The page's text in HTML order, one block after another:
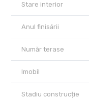
Stare interior
Anul finisării
Număr terase
Imobil
Stadiu construcție